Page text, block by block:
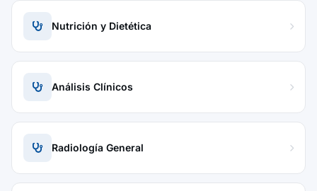
Nutrición y Dietética
Análisis Clínicos
Radiología General